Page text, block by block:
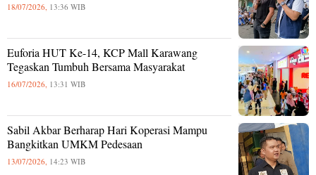
18/07/2026, 13:36 WIB
Euforia HUT Ke-14, KCP Mall Karawang
Tegaskan Tumbuh Bersama Masyarakat
16/07/2026, 13:31 WIB
Sabil Akbar Berharap Hari Koperasi Mampu
Bangkitkan UMKM Pedesaan
13/07/2026, 14:23 WIB